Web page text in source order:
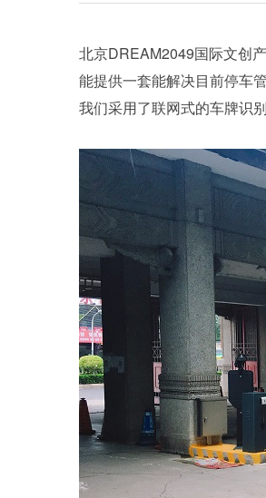
北京DREAM2049国际文创
能提供一套能解决目前停车
我们采用了联网式的车牌识